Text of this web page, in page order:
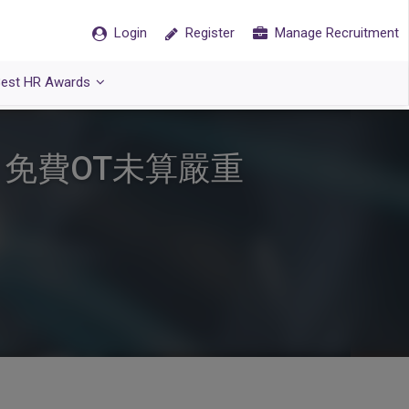
Login Register Manage Recruitment
HR Awards
免費OT未算嚴重